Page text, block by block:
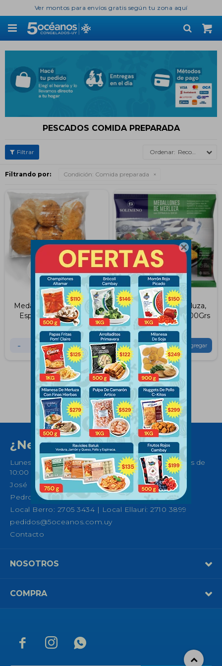

Ver montos para envíos gratis según tu zona aquí

PESCADOS COMIDA PREPARADA
Recomendados
Filtrando por: Condición: Comida preparada
Medallones de Merluza y
Espinaca Altamar 1Kg
$ 345
- +
Medallones de Merluza,
Espinaca y Queso 400Grs
$ 199
- +
  
¿Necesitas ayuda?
Lunes a Sábados de 08:30 a 21:00 horas y Domingos de
10:00 a 14:00
José Ellauri 558, Montevideo
Pedro Fco. Berro 1039, Montevideo
Local Berro: 2705 3434 | Local Ellauri: 2710 3899
pedidos@5oceanos.com.uy
Contacto
NOSOTROS
COMPRA